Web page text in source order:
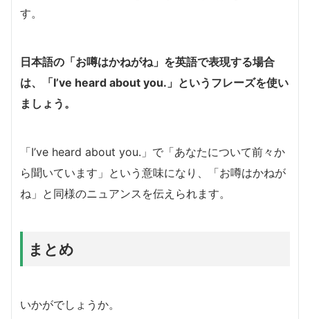
す。
日本語の「お噂はかねがね」を英語で表現する場合
は、「I’ve heard about you.」というフレーズを使い
ましょう。
「I’ve heard about you.」で「あなたについて前々か
ら聞いています」という意味になり、「お噂はかねが
ね」と同様のニュアンスを伝えられます。
まとめ
いかがでしょうか。